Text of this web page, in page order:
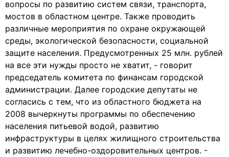
вопросы по развитию систем связи, транспорта,
мостов в областном центре. Также проводить
различные мероприятия по охране окружающей
среды, экологической безопасности, социальной
защите населения. Предусмотренных 25 млн. рублей
на все эти нужды просто не хватит, - говорит
председатель комитета по финансам городской
администрации. Далее городские депутаты не
согласись с тем, что из областного бюджета на
2008 вычеркнуты программы по обеспечению
населения питьевой водой, развитию
инфраструктуры в целях жилищного строительства
и развитию лечебно-оздоровительных центров. -